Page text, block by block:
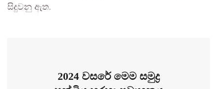
සිදුවනු ඇත.
2024 වසරේ මෙම සමුද්‍ර